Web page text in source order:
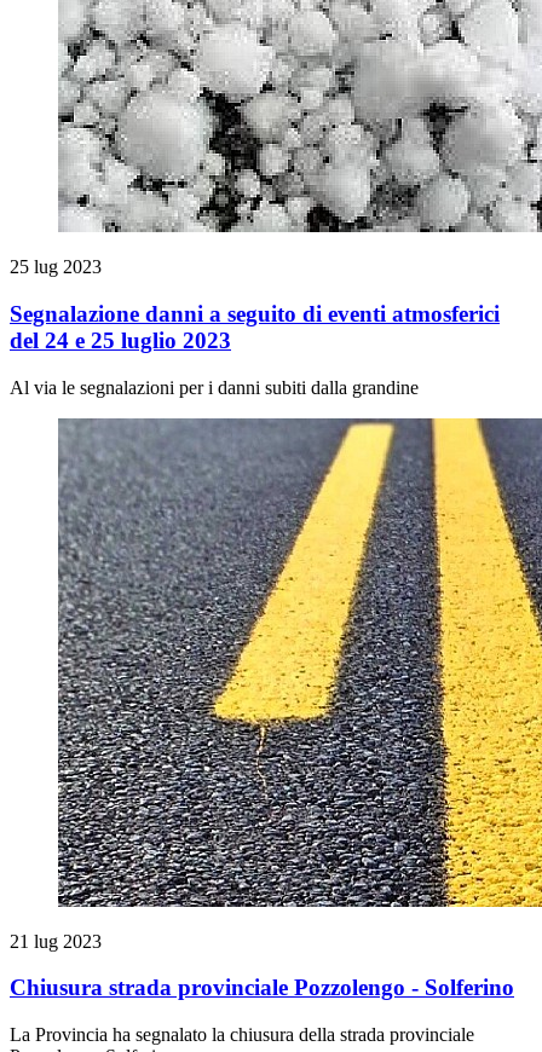
25 lug 2023
Segnalazione danni a seguito di eventi atmosferici
del 24 e 25 luglio 2023
Al via le segnalazioni per i danni subiti dalla grandine
21 lug 2023
Chiusura strada provinciale Pozzolengo - Solferino
La Provincia ha segnalato la chiusura della strada provinciale